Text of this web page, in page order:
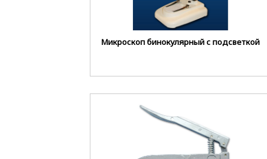
Микроскоп бинокулярный с подсветкой